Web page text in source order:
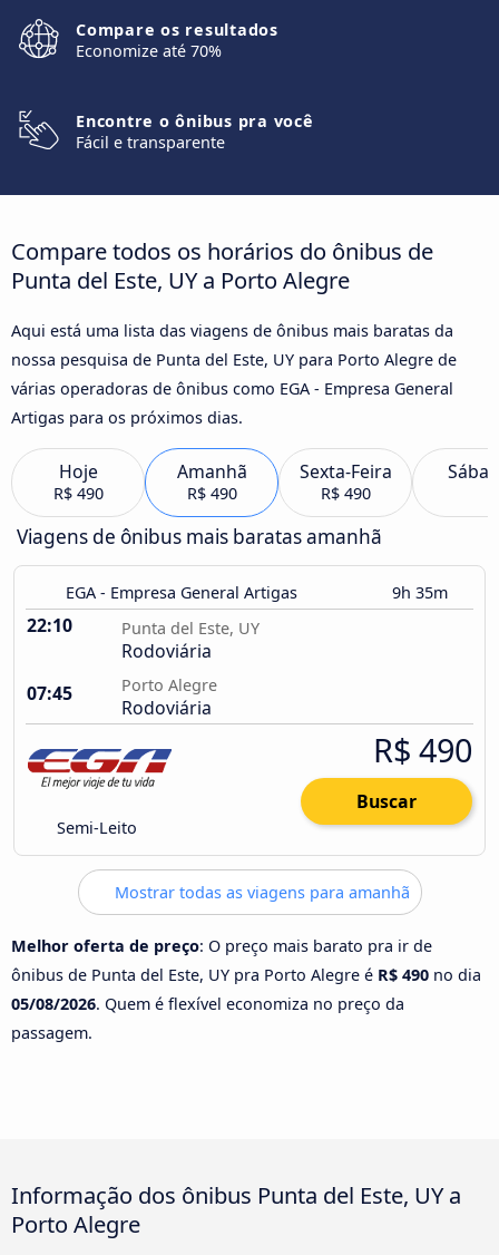
Compare os resultados
Economize até 70%
Encontre o ônibus pra você
Fácil e transparente
Compare todos os horários do ônibus de
Punta del Este, UY a Porto Alegre
Aqui está uma lista das viagens de ônibus mais baratas da
nossa pesquisa de Punta del Este, UY para Porto Alegre de
várias operadoras de ônibus como EGA - Empresa General
Artigas para os próximos dias.
Hoje
R$ 490
Amanhã
R$ 490
Sexta-Feira
R$ 490
Viagens de ônibus mais baratas amanhã
EGA - Empresa General Artigas 9h 35m
22:10 Punta del Este, UY
Rodoviária
07:45
Porto Alegre
Rodoviária
Semi-Leito
R$ 490
Buscar
Mostrar todas as viagens para amanhã
Melhor oferta de preço: O preço mais barato pra ir de
ônibus de Punta del Este, UY pra Porto Alegre é R$ 490 no dia
05/08/2026. Quem é flexível economiza no preço da
passagem.
Informação dos ônibus Punta del Este, UY a
Porto Alegre